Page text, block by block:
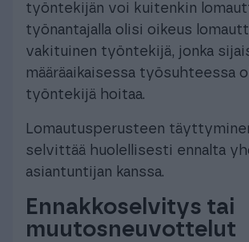
työntekijän voi kuitenkin
työnantajalla olisi oikeus
vakituinen työntekijä, jonka
määräaikaisessa työsuhteessa
työntekijä hoitaa.
Lomautusperusteen
selvittää huolellisesti ennalta
asiantuntijan kanssa.
Ennakkoselvitys tai
muutosneuvottelut